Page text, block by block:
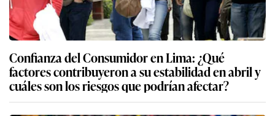
Confianza del Consumidor en Lima: ¿Qué
factores contribuyeron a su estabilidad en abril y
cuáles son los riesgos que podrían afectar?